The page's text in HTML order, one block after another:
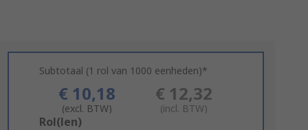
Subtotaal (1 rol van 1000 eenheden)*
€ 10,18
(excl. BTW)
€ 12,32
(incl. BTW)
Add
Rol(len)